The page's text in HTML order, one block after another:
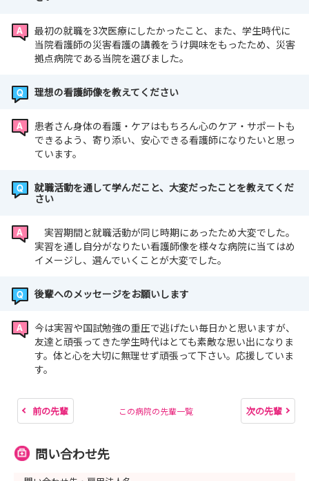
最初の就職を3次医療にしたかったこと、また、学生時代に
当院看護師の災害看護の講義をうけ興味をもったため、災害
拠点病院である当院を選びました。
理想の看護師像を教えてください
患者さん身体の看護・ケアはもちろん心のケア・サポートも
できるよう、寄り添い、安心できる看護師になりたいと思っ
ています。
就職活動を通して学んだこと、大変だったことを教えてくだ
さい
実習期間と就職活動が同じ時期にあったため大変でした。
実習を通し自分がなりたい看護師像を様々な病院に当てはめ
イメージし、選んでいくことが大変でした。
後輩へのメッセージをお願いします
今は実習や国試勉強の重圧で逃げたい毎日かと思いますが、
友達と頑張ってきた学生時代はとても素敵な思い出になりま
す。体と心を大切に無理せず頑張って下さい。応援していま
す。
前の先輩 この病院の先輩一覧 次の先輩
問い合わせ先